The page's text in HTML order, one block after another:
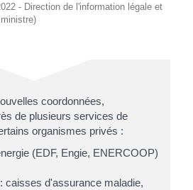
- Direction de l'information légale et
coordonnées,
de plusieurs services de
organismes privés :
(EDF, Engie, ENERCOOP)
caisses d'assurance maladie,